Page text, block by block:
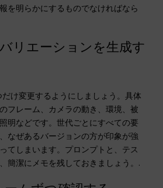
を明らかにするものでなければなら
リエーションを生成す
け変更するようにしましょう。具体
フレーム、カメラの動き、環境、被
明などです。世代ごとにすべての要
なぜあるバージョンの方が印象が強
てしまいます。プロンプトと、テス
簡潔にメモを残しておきましょう。.